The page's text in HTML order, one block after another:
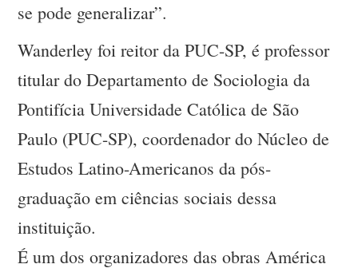
se pode generalizar”.
Wanderley foi reitor da PUC-SP, é professor
titular do Departamento de Sociologia da
Pontifícia Universidade Católica de São
Paulo (PUC-SP), coordenador do Núcleo de
Estudos Latino-Americanos da pós-
graduação em ciências sociais dessa
instituição.
É um dos organizadores das obras América